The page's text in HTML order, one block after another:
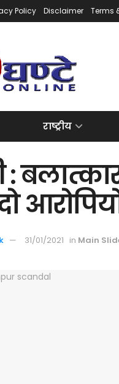
Policy Disclaimer Terms
राष्ट्रीय
:
31/01/2021 in Main